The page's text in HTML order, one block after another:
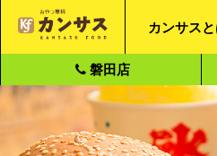
カンサス
磐田店